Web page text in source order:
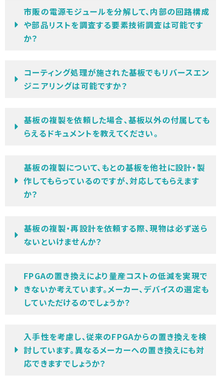
市販の電源モジュールを分解して、内部の回路構成
や部品リストを調査する要素技術調査は可能です
か？
コーティング処理が施された基板でもリバースエン
ジニアリングは可能ですか？
基板の複製を依頼した場合、基板以外の付属しても
らえるドキュメントを教えてください。
基板の複製について、もとの基板を他社に設計・製
作してもらっているのですが、対応してもらえます
か？
基板の複製・再設計を依頼する際、現物は必ず送ら
ないといけませんか？
FPGAの置き換えにより量産コストの低減を実現で
きないか考えています。メーカー、デバイスの選定も
していただけるのでしょうか？
入手性を考慮し、従来のFPGAからの置き換えを検
討しています。異なるメーカーへの置き換えにも対
応できますでしょうか？